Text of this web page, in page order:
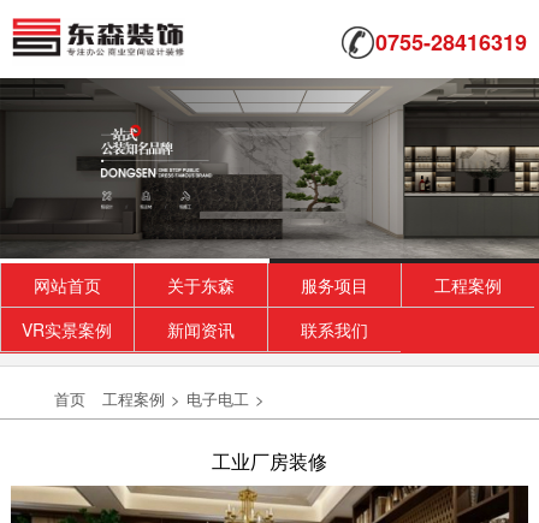
0755-28416319
网站首页 关于东森 服务项目
工程案例
VR实景案例
新闻资讯 联系我们
首页 工程案例 > 电子电工 >
工业厂房装修